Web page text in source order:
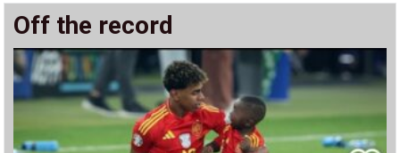
Off the record